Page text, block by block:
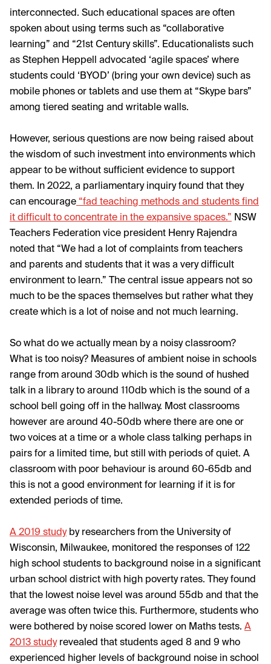
interconnected. Such educational spaces are often
spoken about using terms such as “collaborative
learning” and “21st Century skills”. Educationalists such
as Stephen Heppell advocated ‘agile spaces’ where
students could ‘BYOD’ (bring your own device) such as
mobile phones or tablets and use them at “Skype bars”
among tiered seating and writable walls.
However, serious questions are now being raised about
the wisdom of such investment into environments which
appear to be without sufficient evidence to support
them. In 2022, a parliamentary inquiry found that they
can encourage “fad teaching methods and students find
it difficult to concentrate in the expansive spaces.” NSW
Teachers Federation vice president Henry Rajendra
noted that “We had a lot of complaints from teachers
and parents and students that it was a very difficult
environment to learn.” The central issue appears not so
much to be the spaces themselves but rather what they
create which is a lot of noise and not much learning.
So what do we actually mean by a noisy classroom?
What is too noisy? Measures of ambient noise in schools
range from around 30db which is the sound of hushed
talk in a library to around 110db which is the sound of a
school bell going off in the hallway. Most classrooms
however are around 40-50db where there are one or
two voices at a time or a whole class talking perhaps in
pairs for a limited time, but still with periods of quiet. A
classroom with poor behaviour is around 60-65db and
this is not a good environment for learning if it is for
extended periods of time.
A 2019 studyby researchers from the University of
Wisconsin, Milwaukee, monitored the responses of 122
high school students to background noise in a significant
urban school district with high poverty rates. They found
that the lowest noise level was around 55db and that the
average was often twice this. Furthermore, students who
were bothered by noise scored lower on Maths tests. A
2013 studyrevealed that students aged 8 and 9 who
experienced higher levels of background noise in school